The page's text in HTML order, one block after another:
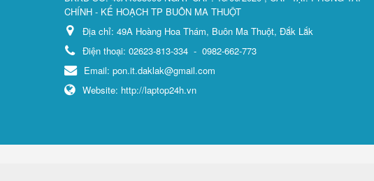
CHÍNH - KẾ HOẠCH TP BUÔN MA THUỘT
Địa chỉ: 49A Hoàng Hoa Thám, Buôn Ma Thuột, Đắk Lắk
Điện thoại: 02623-813-334 - 0982-662-773
Email: pon.it.daklak@gmail.com
Website: http://laptop24h.vn